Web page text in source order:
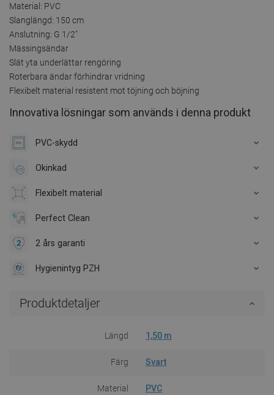
Material: PVC
Slanglängd: 150 cm
Anslutning: G 1/2"
Mässingsändar
Slät yta underlättar rengöring
Roterbara ändar förhindrar vridning
Flexibelt material resistent mot töjning och böjning
Innovativa lösningar som används i denna produkt
PVC-skydd
Okinkad
Flexibelt material
Perfect Clean
2 års garanti
Hygienintyg PZH
Produktdetaljer
Längd 1,50 m
Färg Svart
Material PVC